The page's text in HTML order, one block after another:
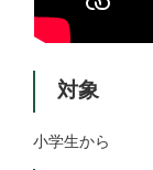
対象
小学生から